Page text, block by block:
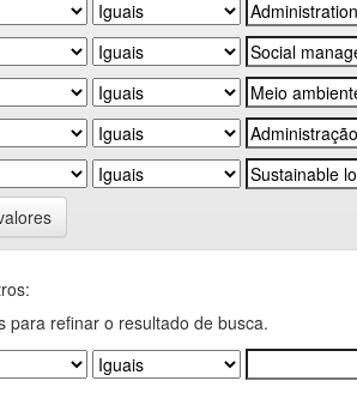
para refinar o resultado de busca.